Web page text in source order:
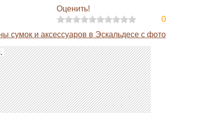
Оценить!
0
сумок и аксессуаров в Эскальдесе с фото